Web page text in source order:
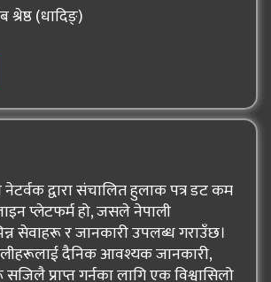
श्रेष्ठ (धादिङ्)
नेटर्वक द्वारा संचालित हुलाक पत्र डट कम
प्लेटफर्म हो, जसले नेपाली
सेवाहरू र जानकारी उपलब्ध गराउँछ।
दैनिक आवश्यक जानकारी,
प्राप्त गर्नका लागि एक विश्वासिलो